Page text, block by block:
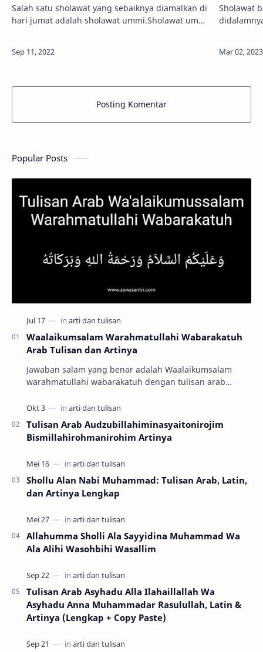
Salah satu sholawat yang sebaiknya diamalkan di
hari jumat adalah sholawat ummi.Sholawat ummi
mengh…
Sholawat
shol…
Posting Komentar
Popular Posts
Waalaikumsalam Warahmatullahi Wabarakatuh
Arab Tulisan dan Artinya
Jawaban salam yang benar adalah Waalaikumsalam
warahmatullahi wabarakatuh dengan tulisan arab
Tulisan Arab Audzubillahiminasyaitonirojim
Bismillahirohmanirohim Artinya
Shollu Alan Nabi Muhammad: Tulisan Arab, Latin,
dan Artinya Lengkap
Allahumma Sholli Ala Sayyidina Muhammad Wa
Ala Alihi Wasohbihi Wasallim
Tulisan Arab Asyhadu Alla Ilahaillallah Wa
Asyhadu Anna Muhammadar Rasulullah, Latin &
Artinya (Lengkap + Copy Paste)